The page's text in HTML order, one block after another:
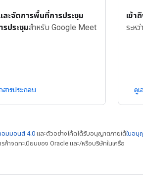
ละจัดการพื้นที่การประชุม
รประชุมสำหรับ Google Meet
สารประกอบ
เข้า
ระห
ดูเ
อมมอนส์ 4.0 และตัวอย่างโค้ดได้รับอนุญาตภายใต้ใบอนุ
ค้าจดทะเบียนของ Oracle และ/หรือบริษัทในเครือ